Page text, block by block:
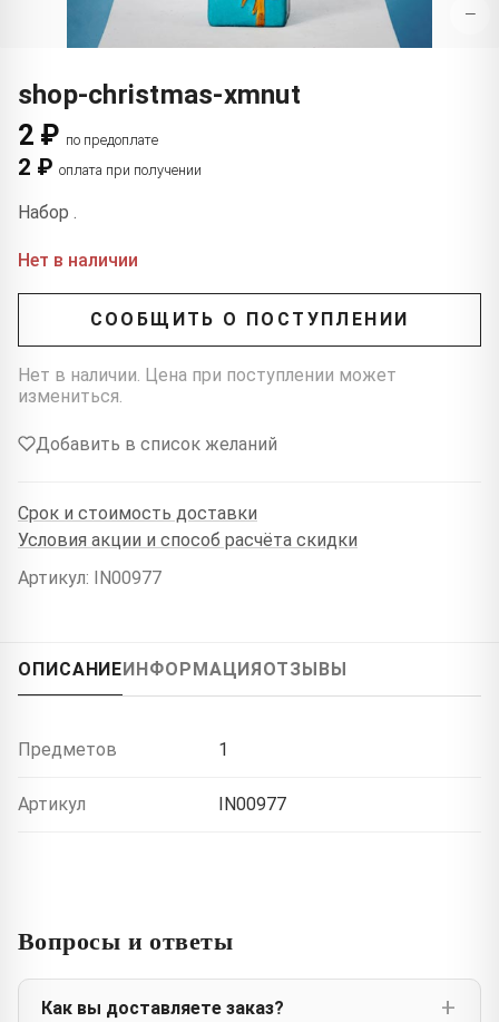
−
shop-christmas-xmnut
2 ₽ по предоплате
2 ₽ оплата при получении
Набор .
Нет в наличии
СООБЩИТЬ О ПОСТУПЛЕНИИ
Нет в наличии. Цена при поступлении может
измениться.
Добавить в список желаний
Срок и стоимость доставки
Условия акции и способ расчёта скидки
Артикул: IN00977
ОПИСАНИЕИНФОРМАЦИЯОТЗЫВЫ
Предметов 1
Артикул IN00977
Вопросы и ответы
Как вы доставляете заказ?